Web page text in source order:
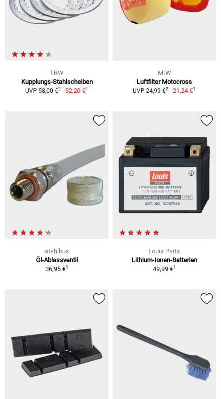
TRW
Kupplungs-Stahlscheiben
UVP 58,00 €2 52,20 €1
MIW
Luftfilter Motocross
UVP 24,99 €2 21,24 €1
stahlbus
Öl-Ablassventil
36,95 €1
Louis Parts
Lithium-Ionen-Batterien
49,99 €1